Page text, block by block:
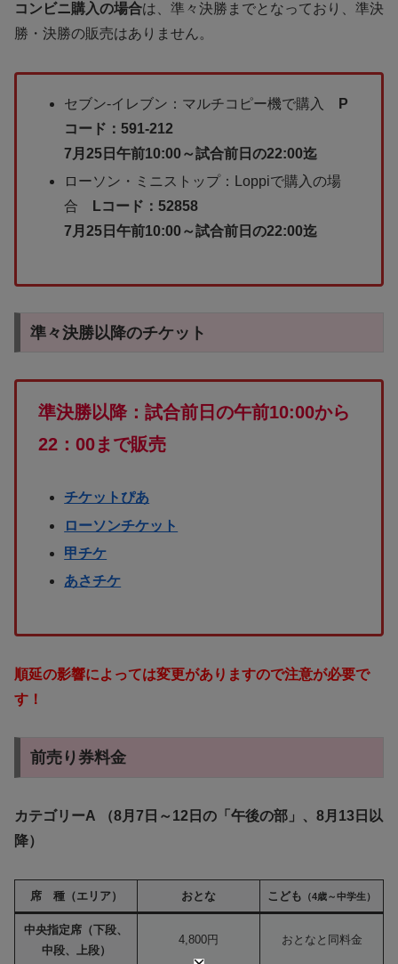
コンビニ購入の場合は、準々決勝までとなっており、準決
勝・決勝の販売はありません。
セブン-イレブン：マルチコピー機で購入
P
コード：591-212
7月25日午前10:00～試合前日の22:00迄
ローソン・ミニストップ：Loppiで購入の場
合
Lコード：52858
7月25日午前10:00～試合前日の22:00迄
準々決勝以降のチケット
準決勝以降：試合前日の午前10:00から
22：00まで販売
チケットぴあ
ローソンチケット
甲チケ
あさチケ
順延の影響によっては変更がありますので注意が必要で
す！
前売り券料金
カテゴリーA （8月7日～12日の「午後の部」、8月13日以
降）
席 種（エリア） おとな こども （4歳～中学生）
中央指定席（下段、
中段、上段）
4,800円 おとなと同料金